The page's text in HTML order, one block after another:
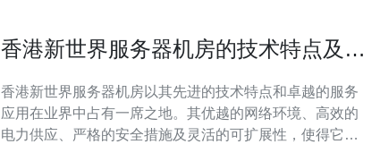
香港新世界服务器机房的技术特点及应
香港新世界服务器机房以其先进的技术特点和卓越的服务
应用在业界中占有一席之地。其优越的网络环境、高效的
电力供应、严格的安全措施及灵活的可扩展性，使得它成